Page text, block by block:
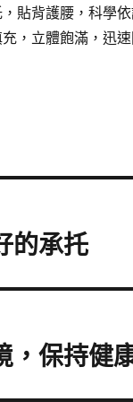
貼背護腰，科學依
，立體飽滿，迅
的承托
，保持健